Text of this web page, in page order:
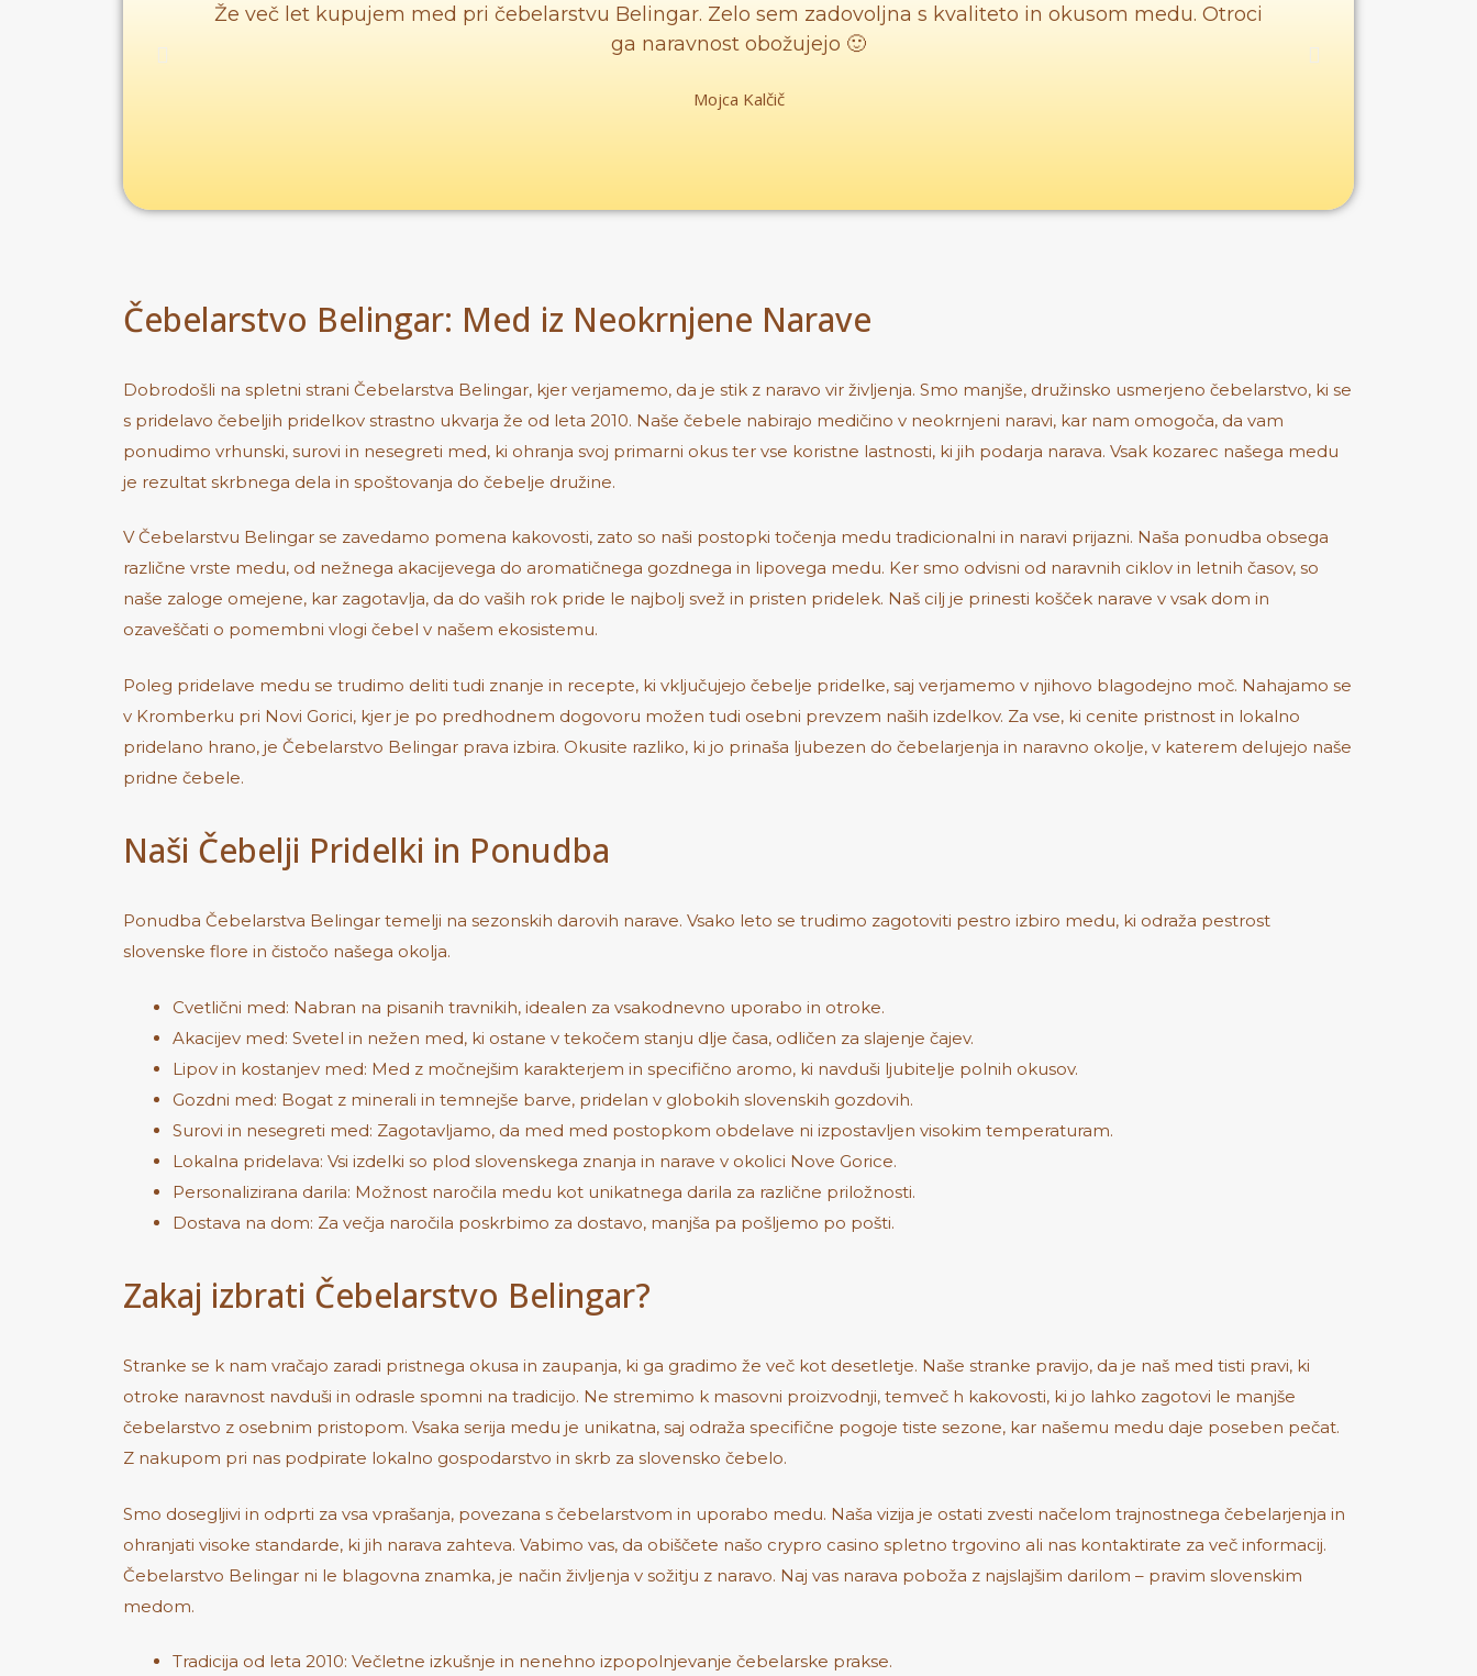
Že več let kupujem med pri čebelarstvu Belingar. Zelo sem zadovoljna s kvaliteto in okusom medu. Otroci
ga naravnost obožujejo 🙂
Mojca Kalčič
Čebelarstvo Belingar: Med iz Neokrnjene Narave
Dobrodošli na spletni strani Čebelarstva Belingar, kjer verjamemo, da je stik z naravo vir življenja. Smo manjše, družinsko usmerjeno čebelarstvo, ki se
s pridelavo čebeljih pridelkov strastno ukvarja že od leta 2010. Naše čebele nabirajo medičino v neokrnjeni naravi, kar nam omogoča, da vam
ponudimo vrhunski, surovi in nesegreti med, ki ohranja svoj primarni okus ter vse koristne lastnosti, ki jih podarja narava. Vsak kozarec našega medu
je rezultat skrbnega dela in spoštovanja do čebelje družine.
V Čebelarstvu Belingar se zavedamo pomena kakovosti, zato so naši postopki točenja medu tradicionalni in naravi prijazni. Naša ponudba obsega
različne vrste medu, od nežnega akacijevega do aromatičnega gozdnega in lipovega medu. Ker smo odvisni od naravnih ciklov in letnih časov, so
naše zaloge omejene, kar zagotavlja, da do vaših rok pride le najbolj svež in pristen pridelek. Naš cilj je prinesti košček narave v vsak dom in
ozaveščati o pomembni vlogi čebel v našem ekosistemu.
Poleg pridelave medu se trudimo deliti tudi znanje in recepte, ki vključujejo čebelje pridelke, saj verjamemo v njihovo blagodejno moč. Nahajamo se
v Kromberku pri Novi Gorici, kjer je po predhodnem dogovoru možen tudi osebni prevzem naših izdelkov. Za vse, ki cenite pristnost in lokalno
pridelano hrano, je Čebelarstvo Belingar prava izbira. Okusite razliko, ki jo prinaša ljubezen do čebelarjenja in naravno okolje, v katerem delujejo naše
pridne čebele.
Naši Čebelji Pridelki in Ponudba
Ponudba Čebelarstva Belingar temelji na sezonskih darovih narave. Vsako leto se trudimo zagotoviti pestro izbiro medu, ki odraža pestrost
slovenske flore in čistočo našega okolja.
Cvetlični med: Nabran na pisanih travnikih, idealen za vsakodnevno uporabo in otroke.
Akacijev med: Svetel in nežen med, ki ostane v tekočem stanju dlje časa, odličen za slajenje čajev.
Lipov in kostanjev med: Med z močnejšim karakterjem in specifično aromo, ki navduši ljubitelje polnih okusov.
Gozdni med: Bogat z minerali in temnejše barve, pridelan v globokih slovenskih gozdovih.
Surovi in nesegreti med: Zagotavljamo, da med med postopkom obdelave ni izpostavljen visokim temperaturam.
Lokalna pridelava: Vsi izdelki so plod slovenskega znanja in narave v okolici Nove Gorice.
Personalizirana darila: Možnost naročila medu kot unikatnega darila za različne priložnosti.
Dostava na dom: Za večja naročila poskrbimo za dostavo, manjša pa pošljemo po pošti.
Zakaj izbrati Čebelarstvo Belingar?
Stranke se k nam vračajo zaradi pristnega okusa in zaupanja, ki ga gradimo že več kot desetletje. Naše stranke pravijo, da je naš med tisti pravi, ki
otroke naravnost navduši in odrasle spomni na tradicijo. Ne stremimo k masovni proizvodnji, temveč h kakovosti, ki jo lahko zagotovi le manjše
čebelarstvo z osebnim pristopom. Vsaka serija medu je unikatna, saj odraža specifične pogoje tiste sezone, kar našemu medu daje poseben pečat.
Z nakupom pri nas podpirate lokalno gospodarstvo in skrb za slovensko čebelo.
Smo dosegljivi in odprti za vsa vprašanja, povezana s čebelarstvom in uporabo medu. Naša vizija je ostati zvesti načelom trajnostnega čebelarjenja in
ohranjati visoke standarde, ki jih narava zahteva. Vabimo vas, da obiščete našo crypro casino spletno trgovino ali nas kontaktirate za več informacij.
Čebelarstvo Belingar ni le blagovna znamka, je način življenja v sožitju z naravo. Naj vas narava poboža z najslajšim darilom – pravim slovenskim
medom.
Tradicija od leta 2010: Večletne izkušnje in nenehno izpopolnjevanje čebelarske prakse.